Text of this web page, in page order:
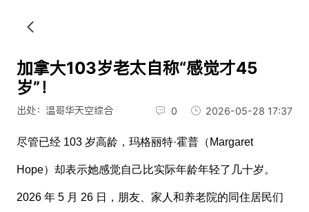
加拿大103岁老太自称“感觉才45
岁”！
出处：温哥华天空综合 0 2026-05-28 17:37
尽管已经 103 岁高龄，玛格丽特·霍普（Margaret
Hope）却表示她感觉自己比实际年龄年轻了几十岁。
2026 年 5 月 26 日，朋友、家人和养老院的同住居民们